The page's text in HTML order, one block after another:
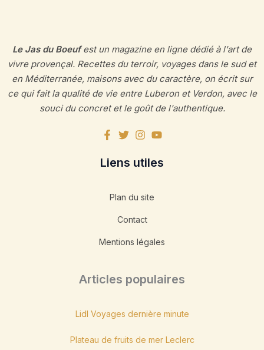
Le Jas du Boeufest un magazine en ligne dédié à l'art de
vivre provençal. Recettes du terroir, voyages dans le sud et
en Méditerranée, maisons avec du caractère, on écrit sur
ce qui fait la qualité de vie entre Luberon et Verdon, avec le
souci du concret et le goût de l'authentique.
Liens utiles
Plan du site
Contact
Mentions légales
Articles populaires
Lidl Voyages dernière minute
Plateau de fruits de mer Leclerc